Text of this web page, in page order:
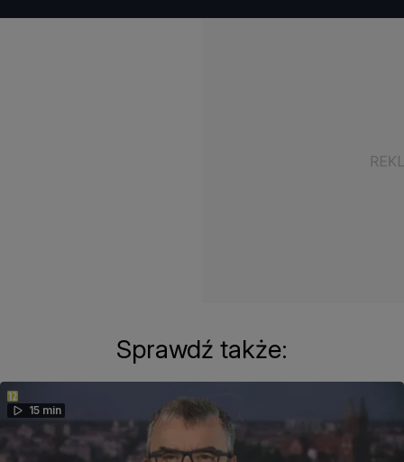
Sprawdź także:
15 min